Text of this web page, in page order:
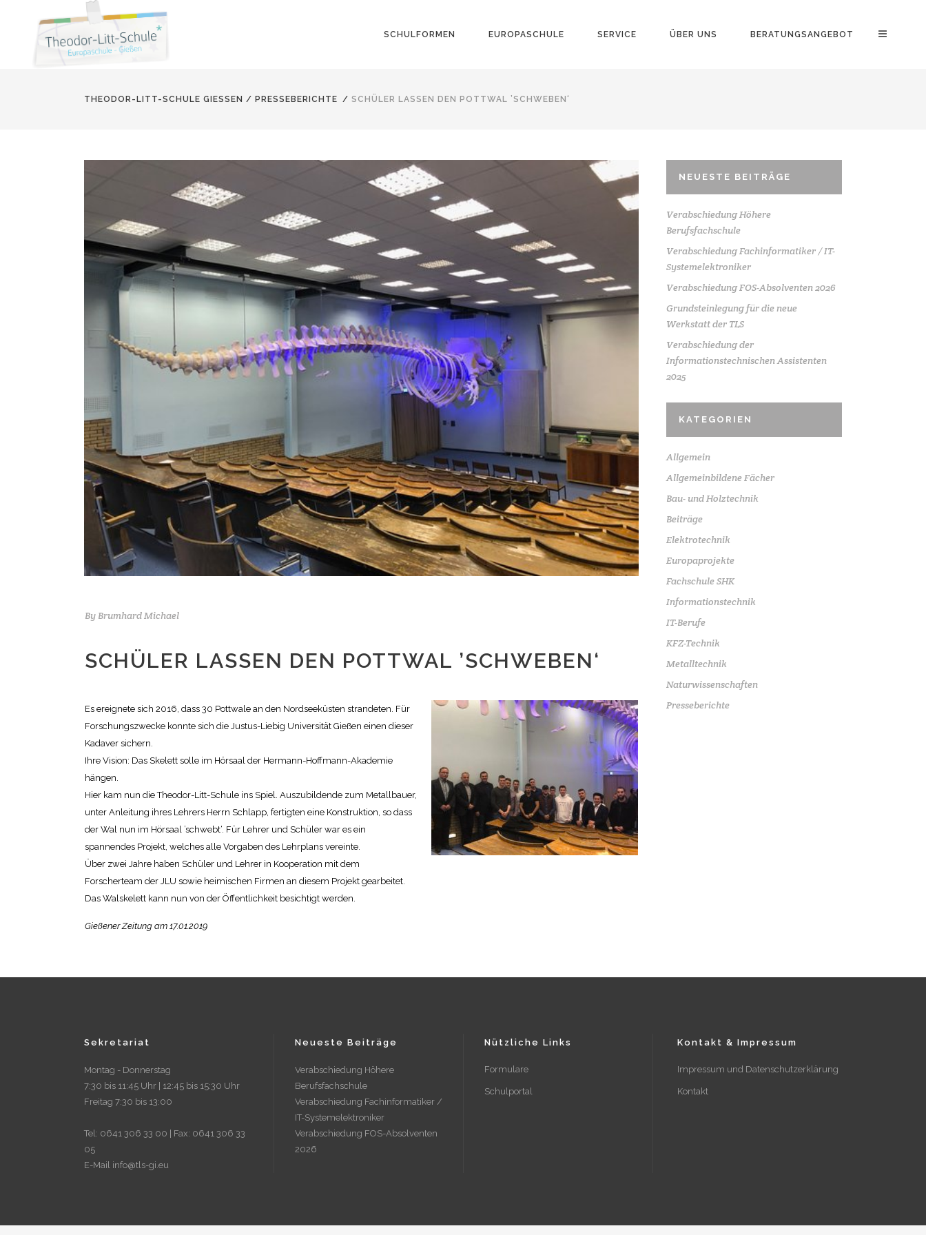
SCHULFORMEN EUROPASCHULE SERVICE ÜBER UNS BERATUNGSANGEBOT
THEODOR-LITT-SCHULE GIESSEN / PRESSEBERICHTE / SCHÜLER LASSEN DEN POTTWAL ’SCHWEBEN‘
By Brumhard Michael
SCHÜLER LASSEN DEN POTTWAL ’SCHWEBEN‘
Es ereignete sich 2016, dass 30 Pottwale an den Nordseeküsten strandeten. Für
Forschungszwecke konnte sich die Justus-Liebig Universität Gießen einen dieser
Kadaver sichern.
Ihre Vision: Das Skelett solle im Hörsaal der Hermann-Hoffmann-Akademie
hängen.
Hier kam nun die Theodor-Litt-Schule ins Spiel. Auszubildende zum Metallbauer,
unter Anleitung ihres Lehrers Herrn Schlapp, fertigten eine Konstruktion, so dass
der Wal nun im Hörsaal ’schwebt‘. Für Lehrer und Schüler war es ein
spannendes Projekt, welches alle Vorgaben des Lehrplans vereinte.
Über zwei Jahre haben Schüler und Lehrer in Kooperation mit dem
Forscherteam der JLU sowie heimischen Firmen an diesem Projekt gearbeitet.
Das Walskelett kann nun von der Öffentlichkeit besichtigt werden.
Gießener Zeitung am 17.01.2019
NEUESTE BEITRÄGE
Verabschiedung Höhere
Berufsfachschule
Verabschiedung Fachinformatiker / IT-
Systemelektroniker
Verabschiedung FOS-Absolventen 2026
Grundsteinlegung für die neue
Werkstatt der TLS
Verabschiedung der
Informationstechnischen Assistenten
2025
KATEGORIEN
Allgemein
Allgemeinbildene Fächer
Bau- und Holztechnik
Beiträge
Elektrotechnik
Europaprojekte
Fachschule SHK
Informationstechnik
IT-Berufe
KFZ-Technik
Metalltechnik
Naturwissenschaften
Presseberichte
Sekretariat
Montag - Donnerstag
7:30 bis 11:45 Uhr | 12:45 bis 15:30 Uhr
Freitag 7:30 bis 13:00
Tel: 0641 306 33 00 | Fax: 0641 306 33
05
E-Mail info@tls-gi.eu
Neueste Beiträge
Verabschiedung Höhere
Berufsfachschule
Verabschiedung Fachinformatiker /
IT-Systemelektroniker
Verabschiedung FOS-Absolventen
2026
Nützliche Links
Formulare
Schulportal
Kontakt & Impressum
Impressum und Datenschutzerklärung
Kontakt